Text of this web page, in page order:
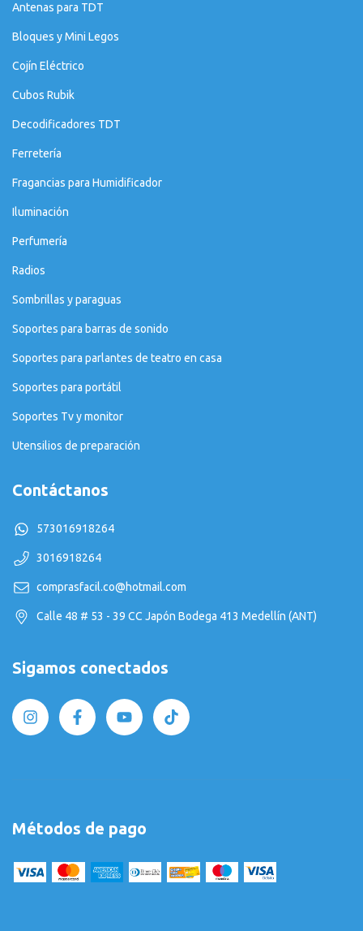
Antenas para TDT
Bloques y Mini Legos
Cojín Eléctrico
Cubos Rubik
Decodificadores TDT
Ferretería
Fragancias para Humidificador
Iluminación
Perfumería
Radios
Sombrillas y paraguas
Soportes para barras de sonido
Soportes para parlantes de teatro en casa
Soportes para portátil
Soportes Tv y monitor
Utensilios de preparación
Contáctanos
573016918264
3016918264
comprasfacil.co@hotmail.com
Calle 48 # 53 - 39 CC Japón Bodega 413 Medellín (ANT)
Sigamos conectados
Métodos de pago